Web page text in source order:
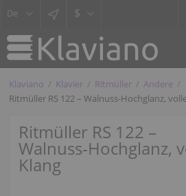
$
Klaviano Klavier Ritmüller
Andere
Ritmüller RS 122 – Walnuss‑Hochglanz,
Ritmüller RS 122 –
Walnuss‑Hochglanz,
Klang